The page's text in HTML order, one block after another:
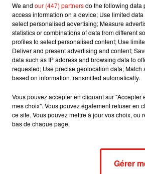
en augmentation à cause du
sur une grande partie des PDL
ce jeudi contre les violences sexistes
rassemblements sont prévus en fin
le plus visité de France juste
de visiteurs, une augmentation
a attiré 173 000 personnes.
We and our (447) partnersdo the following data
access information on a device; Use limited
select personalised advertising; Measure
statistics or combinations of data from different
profiles to select personalised content; Use
Deliver and present advertising and content;
data such as IP address and browsing data to
requested; Use precise geolocation data;
based on information transmitted automatically.
Vous pouvez accepter en cliquant sur
mes choix". Vous pouvez également refuser en
ce site. Vous pouvez mettre à jour vos choix,
bas de chaque page.
Gérer